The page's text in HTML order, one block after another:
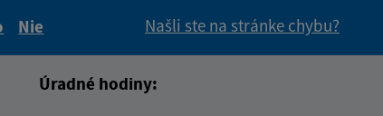
Nie
Našli ste na stránke chybu?
Úradné hodiny: